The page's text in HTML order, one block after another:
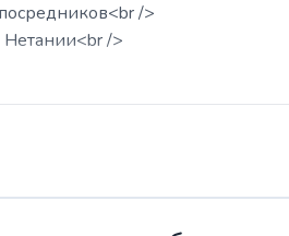
/>
Нетании<br />